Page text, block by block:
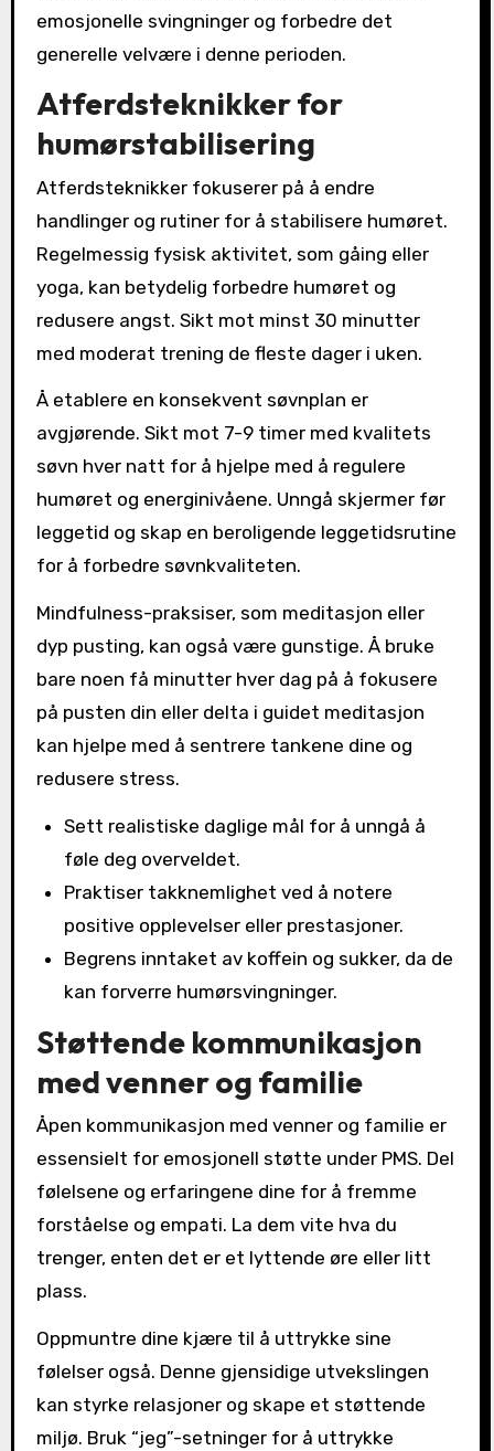
emosjonelle svingninger og forbedre det
generelle velvære i denne perioden.
Atferdsteknikker for
humørstabilisering
Atferdsteknikker fokuserer på å endre
handlinger og rutiner for å stabilisere humøret.
Regelmessig fysisk aktivitet, som gåing eller
yoga, kan betydelig forbedre humøret og
redusere angst. Sikt mot minst 30 minutter
med moderat trening de fleste dager i uken.
Å etablere en konsekvent søvnplan er
avgjørende. Sikt mot 7-9 timer med kvalitets
søvn hver natt for å hjelpe med å regulere
humøret og energinivåene. Unngå skjermer før
leggetid og skap en beroligende leggetidsrutine
for å forbedre søvnkvaliteten.
Mindfulness-praksiser, som meditasjon eller
dyp pusting, kan også være gunstige. Å bruke
bare noen få minutter hver dag på å fokusere
på pusten din eller delta i guidet meditasjon
kan hjelpe med å sentrere tankene dine og
redusere stress.
Sett realistiske daglige mål for å unngå å
føle deg overveldet.
Praktiser takknemlighet ved å notere
positive opplevelser eller prestasjoner.
Begrens inntaket av koffein og sukker, da de
kan forverre humørsvingninger.
Støttende kommunikasjon
med venner og familie
Åpen kommunikasjon med venner og familie er
essensielt for emosjonell støtte under PMS. Del
følelsene og erfaringene dine for å fremme
forståelse og empati. La dem vite hva du
trenger, enten det er et lyttende øre eller litt
plass.
Oppmuntre dine kjære til å uttrykke sine
følelser også. Denne gjensidige utvekslingen
kan styrke relasjoner og skape et støttende
miljø. Bruk “jeg”-setninger for å uttrykke